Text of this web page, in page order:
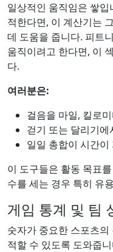
일상적인 움직임은 쌓
적한다면, 이 계산기는
데 도움을 줍니다. 피트
움직이려고 한다면, 이
다.
여러분은:
걸음을 마일, 킬로
걷기 또는 달리기
일일 총합이 시간
이 도구들은 활동 목표
수를 세는 경우 특히 유
게임 통계 및 팀
숫자가 중요한 스포츠
적할 수 있도록 도와줍